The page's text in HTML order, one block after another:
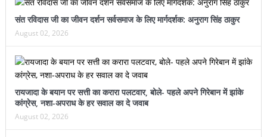
संत रविदास जी का जीवन दर्शन सर्वसमाज के लिए मार्गदर्शक: अनुराग सिंह ठाकुर
August 02, 2026
रायजादा के बयान पर सत्ती का करारा पलटवार, बोले- पहले अपने गिरेबान में झांके
कांग्रेस, नशा-अपराध के हर सवाल का दे जवाब
August 02, 2026